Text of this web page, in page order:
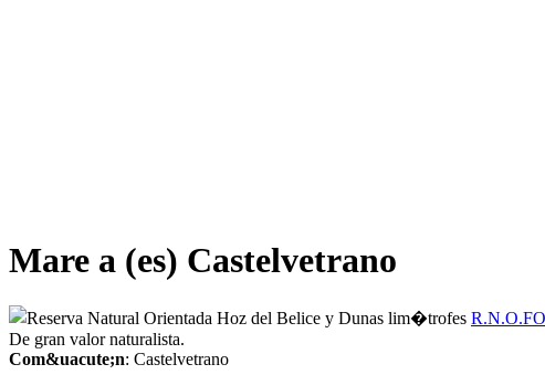
Mare a (es) Castelvetrano
De gran valor naturalista.
Com&uacute;n: Castelvetrano